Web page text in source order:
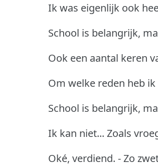
Ik was eigenlijk ook
School is belangrijk,
Ook een aantal keren
Om welke reden heb
School is belangrijk,
Ik kan niet... Zoals
Oké, verdiend. - Zo